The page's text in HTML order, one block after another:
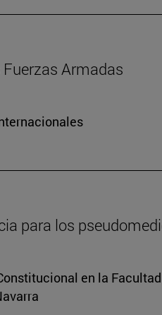
Armadas
para los
en la